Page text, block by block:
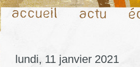
lundi, 11 janvier 2021